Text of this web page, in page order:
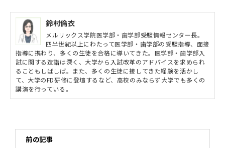
鈴村倫衣
メルリックス学院医学部・歯学部受験情報センター長。
四半世紀以上にわたって医学部・歯学部の受験指導、面接
指導に携わり、多くの生徒を合格に導いてきた。医学部・歯学部入
試に関する造詣は深く、大学から入試改革のアドバイスを求められ
ることもしばしば。また、多くの生徒に接してきた経験を活かし
て、大学のFD研修に登壇するなど、高校のみならず大学でも多くの
講演を行っている。
前の記事